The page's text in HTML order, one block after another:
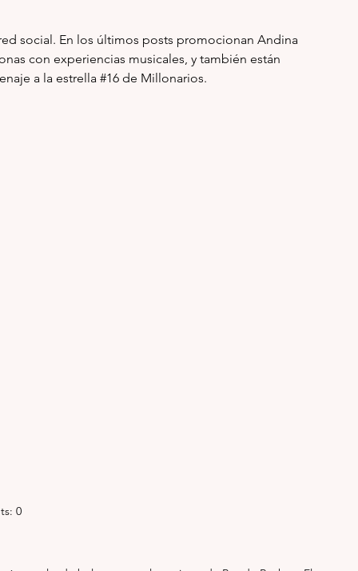
social. En los últimos posts promocionan Andina
con experiencias musicales, y también están
a la estrella #16 de Millonarios.
0